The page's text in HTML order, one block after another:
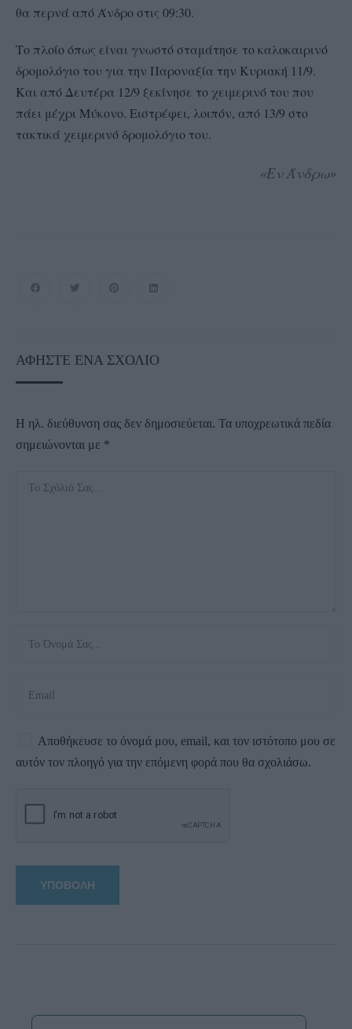
θα περνά από Άνδρο στις 09:30.
Το πλοίο όπως είναι γνωστό σταμάτησε το καλοκαιρινό
δρομολόγιο του για την Παροναξία την Κυριακή 11/9.
Και από Δευτέρα 12/9 ξεκίνησε το χειμερινό του που
πάει μέχρι Μύκονο. Ειστρέφει, λοιπόν, από 13/9 στο
τακτικά χειμερινό δρομολόγιο του.
«Εν Άνδρω»
ΑΦΉΣΤΕ ΈΝΑ ΣΧΌΛΙΟ
Η ηλ. διεύθυνση σας δεν δημοσιεύεται. Τα υποχρεωτικά πεδία
σημειώνονται με *
Αποθήκευσε το όνομά μου, email, και τον ιστότοπο μου σε
αυτόν τον πλοηγό για την επόμενη φορά που θα σχολιάσω.